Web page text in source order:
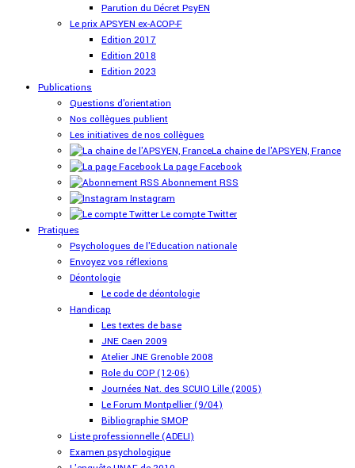
Parution du Décret PsyEN
Le prix APSYEN ex-ACOP-F
Edition 2017
Edition 2018
Edition 2023
Publications
Questions d'orientation
Nos collègues publient
Les initiatives de nos collègues
La chaine de l'APSYEN, France
La page Facebook
Abonnement RSS
Instagram
Le compte Twitter
Pratiques
Psychologues de l'Education nationale
Envoyez vos réflexions
Déontologie
Le code de déontologie
Handicap
Les textes de base
JNE Caen 2009
Atelier JNE Grenoble 2008
Role du COP (12-06)
Journées Nat. des SCUIO Lille (2005)
Le Forum Montpellier (9/04)
Bibliographie SMOP
Liste professionnelle (ADELI)
Examen psychologique